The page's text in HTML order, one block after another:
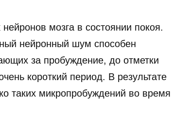
мозга в состоянии покоя.
нейронный шум способен
за пробуждение, до отметки
короткий период. В результате
таких микропробуждений во время